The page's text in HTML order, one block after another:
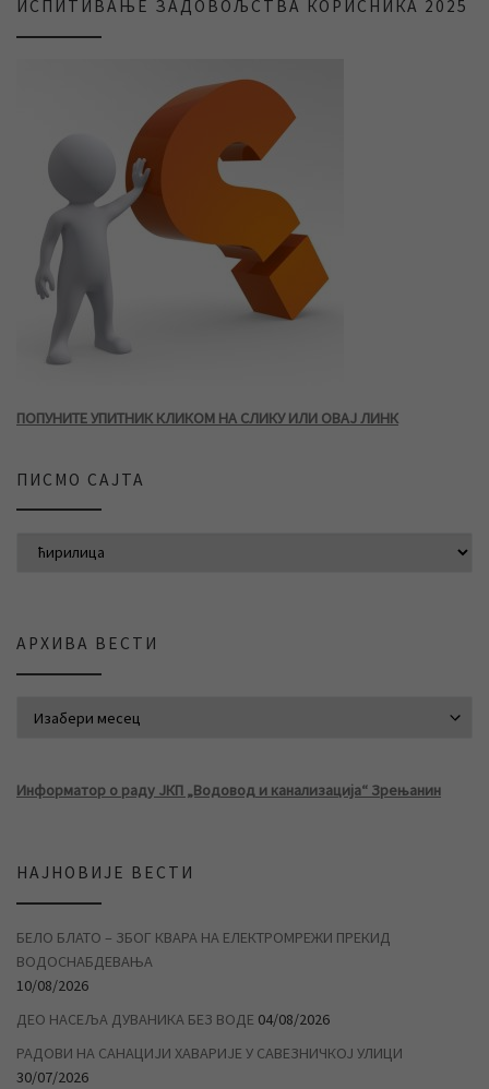
ИСПИТИВАЊЕ ЗАДОВОЉСТВА КОРИСНИКА 2025
ПОПУНИТЕ УПИТНИК КЛИКОМ НА СЛИКУ ИЛИ ОВАЈ ЛИНК
ПИСМО САЈТА
АРХИВА ВЕСТИ
Информатор о раду ЈКП „Водовод и канализација“ Зрењанин
НАЈНОВИЈЕ ВЕСТИ
БЕЛО БЛАТО – ЗБОГ КВАРА НА ЕЛЕКТРОМРЕЖИ ПРЕКИД
ВОДОСНАБДЕВАЊА
10/08/2026
ДЕО НАСЕЉА ДУВАНИКА БЕЗ ВОДЕ 04/08/2026
РАДОВИ НА САНАЦИЈИ ХАВАРИЈЕ У САВЕЗНИЧКОЈ УЛИЦИ
30/07/2026